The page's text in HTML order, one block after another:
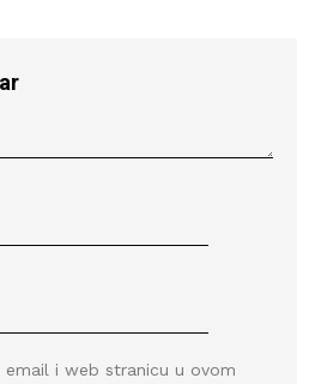
email i web stranicu u ovom